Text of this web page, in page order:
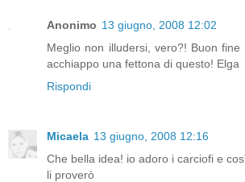
Anonimo 13 giugno, 2008 12:02
Meglio non illudersi, vero?! Buon
acchiappo una fettona di questo! Elga
Rispondi
Micaela 13 giugno, 2008 12:16
Che bella idea! io adoro i carciofi e
li proverò